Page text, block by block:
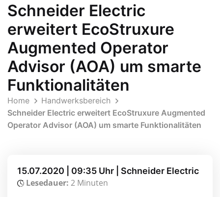
Schneider Electric
erweitert EcoStruxure
Augmented Operator
Advisor (AOA) um smarte
Funktionalitäten
Home
Handwerksbereich
Schneider Electric erweitert EcoStruxure Augmented
Operator Advisor (AOA) um smarte Funktionalitäten
15.07.2020 | 09:35 Uhr | Schneider Electric
Lesedauer: 2 Minuten